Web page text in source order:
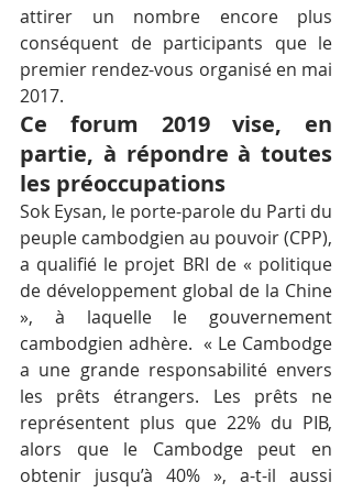
attirer un nombre encore plus
conséquent de participants que le
premier rendez-vous organisé en mai
2017.
Ce forum 2019 vise, en
partie, à répondre à toutes
les préoccupations
Sok Eysan, le porte-parole du Parti du
peuple cambodgien au pouvoir (CPP),
a qualifié le projet BRI de « politique
de développement global de la Chine
», à laquelle le gouvernement
cambodgien adhère.  « Le Cambodge
a une grande responsabilité envers
les prêts étrangers. Les prêts ne
représentent plus que 22% du PIB,
alors que le Cambodge peut en
obtenir jusqu’à 40% », a-t-il aussi